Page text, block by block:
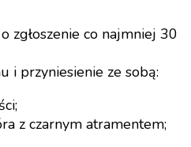
zgłoszenie co najmniej 30
i przyniesienie ze sobą:
z czarnym atramentem;